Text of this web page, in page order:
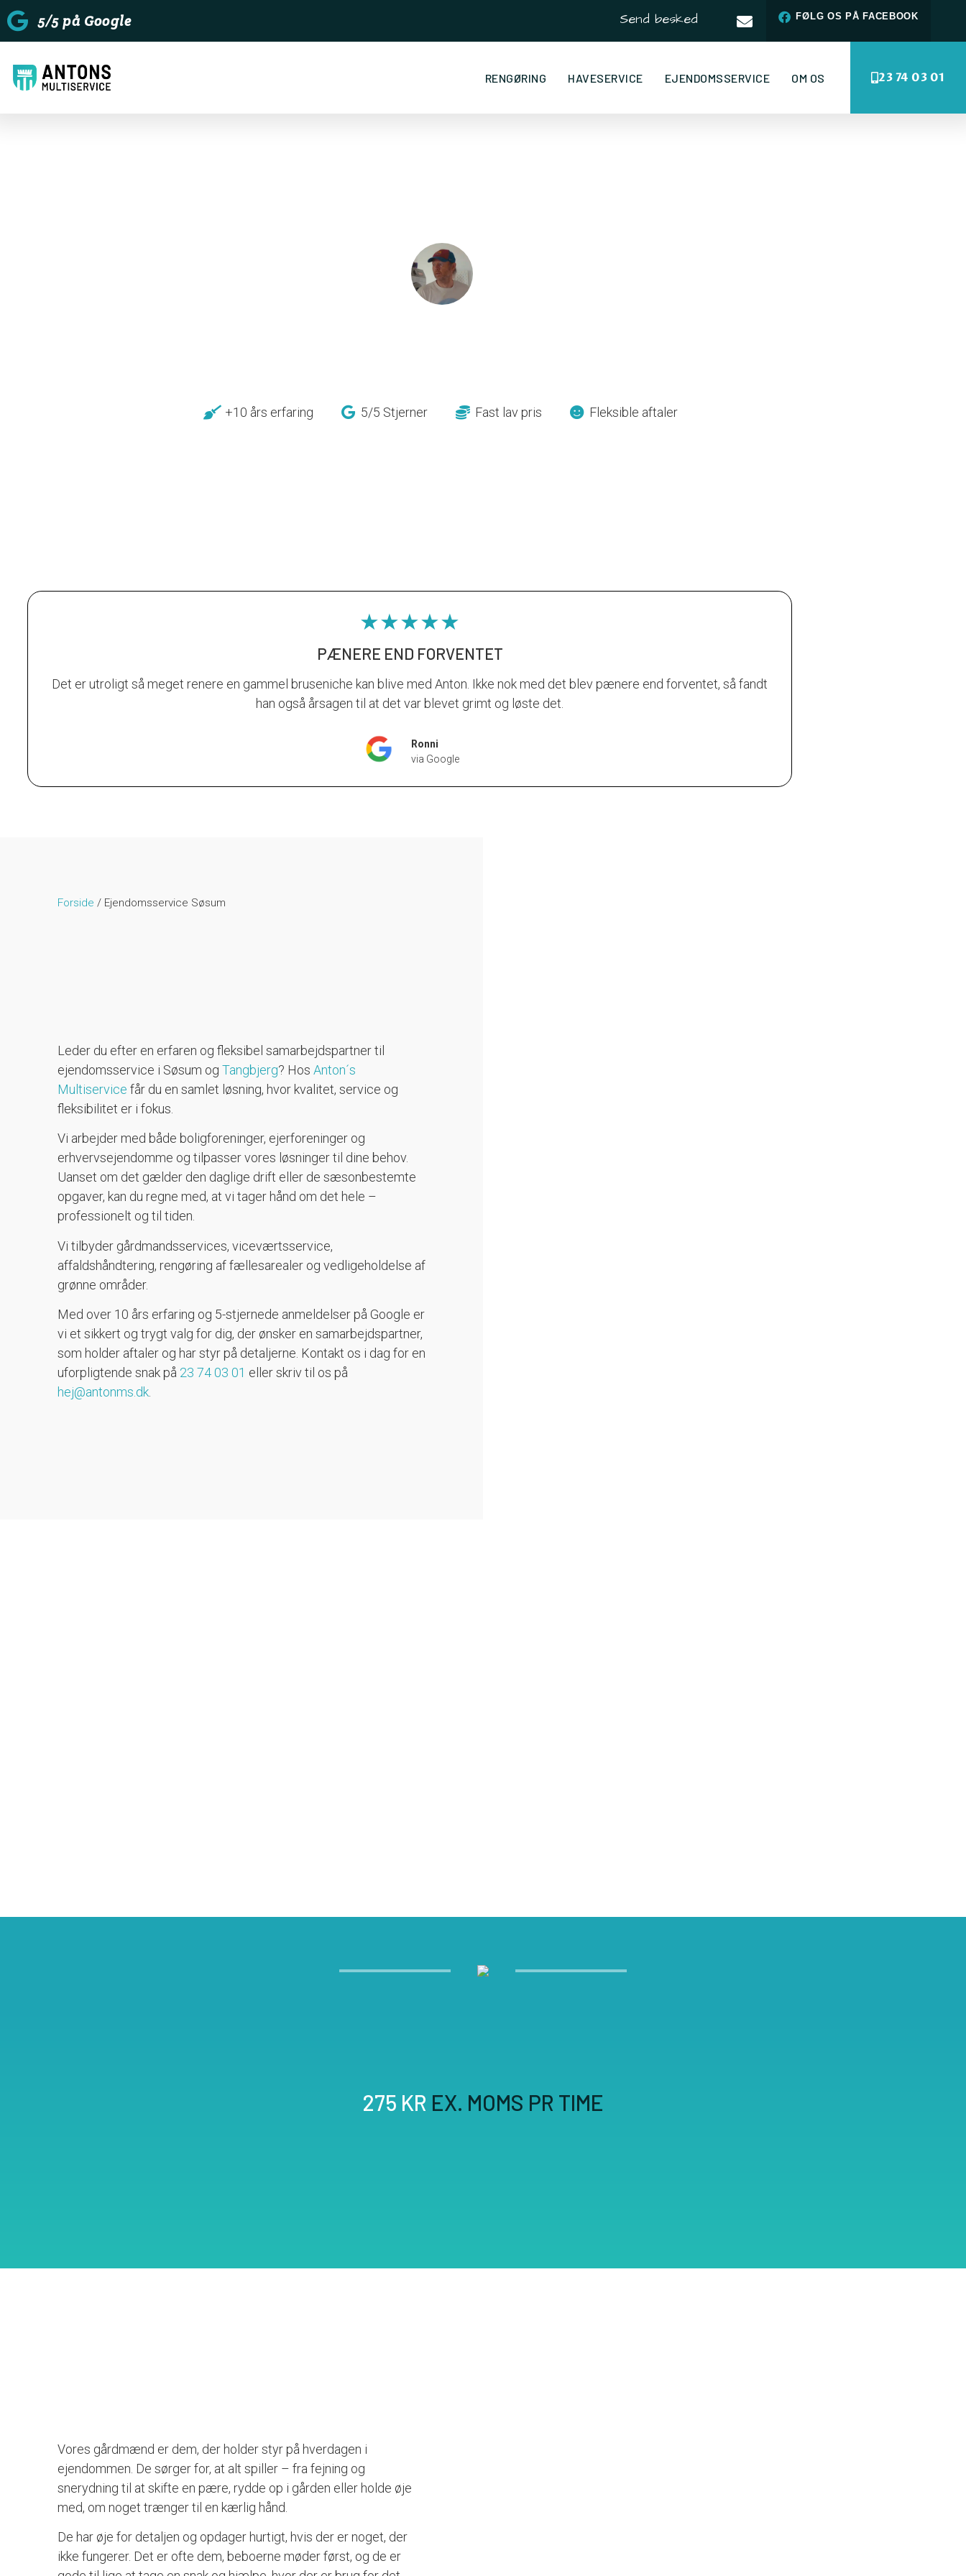
5/5 på Google Send besked FØLG OS PÅ FACEBOOK
RENGØRING HAVESERVICE EJENDOMSSERVICE OM OS 23 74 03 01
+10 års erfaring 5/5 Stjerner Fast lav pris Fleksible aftaler
★★★★★
PÆNERE END FORVENTET
Det er utroligt så meget renere en gammel bruseniche kan blive med Anton. Ikke nok med det blev pænere end forventet, så fandt
han også årsagen til at det var blevet grimt og løste det.
Ronni
via Google
Forside / Ejendomsservice Søsum
Leder du efter en erfaren og fleksibel samarbejdspartner til
ejendomsservice i Søsum og Tangbjerg? Hos Anton´s
Multiservice får du en samlet løsning, hvor kvalitet, service og
fleksibilitet er i fokus.
Vi arbejder med både boligforeninger, ejerforeninger og
erhvervsejendomme og tilpasser vores løsninger til dine behov.
Uanset om det gælder den daglige drift eller de sæsonbestemte
opgaver, kan du regne med, at vi tager hånd om det hele –
professionelt og til tiden.
Vi tilbyder gårdmandsservices, viceværtsservice,
affaldshåndtering, rengøring af fællesarealer og vedligeholdelse af
grønne områder.
Med over 10 års erfaring og 5-stjernede anmeldelser på Google er
vi et sikkert og trygt valg for dig, der ønsker en samarbejdspartner,
som holder aftaler og har styr på detaljerne. Kontakt os i dag for en
uforpligtende snak på 23 74 03 01 eller skriv til os på
hej@antonms.dk.
275 KR EX. MOMS PR TIME
Vores gårdmænd er dem, der holder styr på hverdagen i
ejendommen. De sørger for, at alt spiller – fra fejning og
snerydning til at skifte en pære, rydde op i gården eller holde øje
med, om noget trænger til en kærlig hånd.
De har øje for detaljen og opdager hurtigt, hvis der er noget, der
ikke fungerer. Det er ofte dem, beboerne møder først, og de er